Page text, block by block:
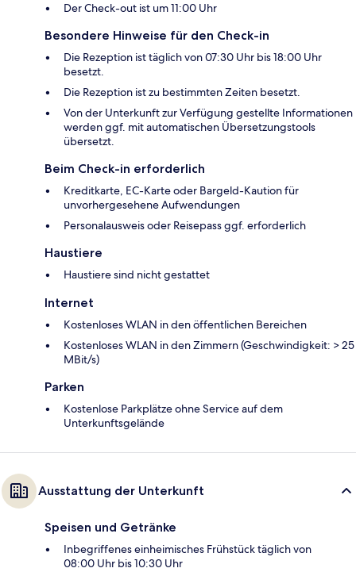
Der Check-out ist um 11:00 Uhr
Besondere Hinweise für den Check-in
Die Rezeption ist täglich von 07:30 Uhr bis 18:00 Uhr
besetzt.
Die Rezeption ist zu bestimmten Zeiten besetzt.
Von der Unterkunft zur Verfügung gestellte Informationen
werden ggf. mit automatischen Übersetzungstools
übersetzt.
Beim Check-in erforderlich
Kreditkarte, EC-Karte oder Bargeld-Kaution für
unvorhergesehene Aufwendungen
Personalausweis oder Reisepass ggf. erforderlich
Haustiere
Haustiere sind nicht gestattet
Internet
Kostenloses WLAN in den öffentlichen Bereichen
Kostenloses WLAN in den Zimmern (Geschwindigkeit: > 25
MBit/s)
Parken
Kostenlose Parkplätze ohne Service auf dem
Unterkunftsgelände
Ausstattung der Unterkunft
Speisen und Getränke
Inbegriffenes einheimisches Frühstück täglich von
08:00 Uhr bis 10:30 Uhr